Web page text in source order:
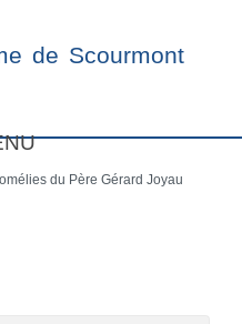
de Scourmont
du Père Gérard Joyau